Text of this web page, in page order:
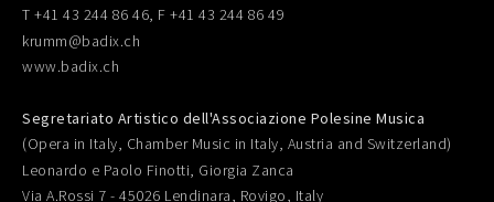
T +41 43 244 86 46, F +41 43 244 86 49
krumm@badix.ch
www.badix.ch
Segretariato Artistico dell'Associazione Polesine Musica
(Opera in Italy, Chamber Music in Italy, Austria and Switzerland)
Leonardo e Paolo Finotti, Giorgia Zanca
Via A.Rossi 7 - 45026 Lendinara, Rovigo, Italy